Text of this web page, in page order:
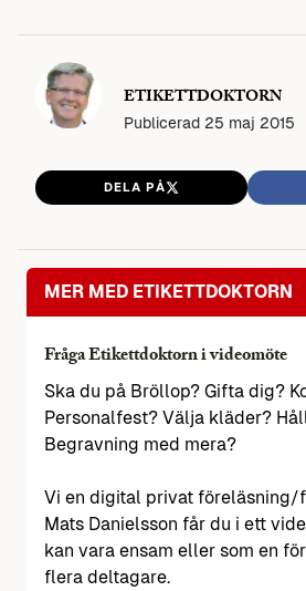
ETIKETTDOKTORN
Publicerad 25 maj 2015
DELA PÅ
MER MED ETIKETTDOKTORN
Fråga Etikettdoktorn i videomöte
Ska du på Bröllop? Gifta dig?
Personalfest? Välja kläder?
Begravning med mera?
Vi en digital privat föreläsning/
Mats Danielsson får du i ett
kan vara ensam eller som en
flera deltagare.